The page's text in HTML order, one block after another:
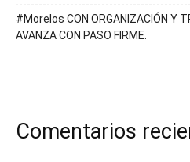
#Morelos CON ORGANIZACIÓN Y
AVANZA CON PASO FIRME.
Comentarios